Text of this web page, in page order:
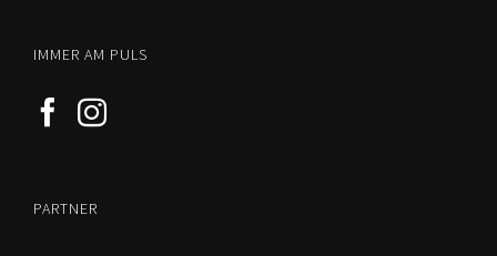
IMMER AM PULS
PARTNER